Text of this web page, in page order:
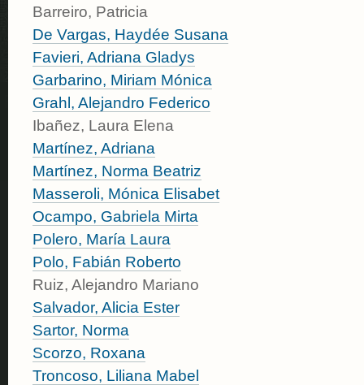
Barreiro, Patricia
De Vargas, Haydée Susana
Favieri, Adriana Gladys
Garbarino, Miriam Mónica
Grahl, Alejandro Federico
Ibañez, Laura Elena
Martínez, Adriana
Martínez, Norma Beatriz
Masseroli, Mónica Elisabet
Ocampo, Gabriela Mirta
Polero, María Laura
Polo, Fabián Roberto
Ruiz, Alejandro Mariano
Salvador, Alicia Ester
Sartor, Norma
Scorzo, Roxana
Troncoso, Liliana Mabel